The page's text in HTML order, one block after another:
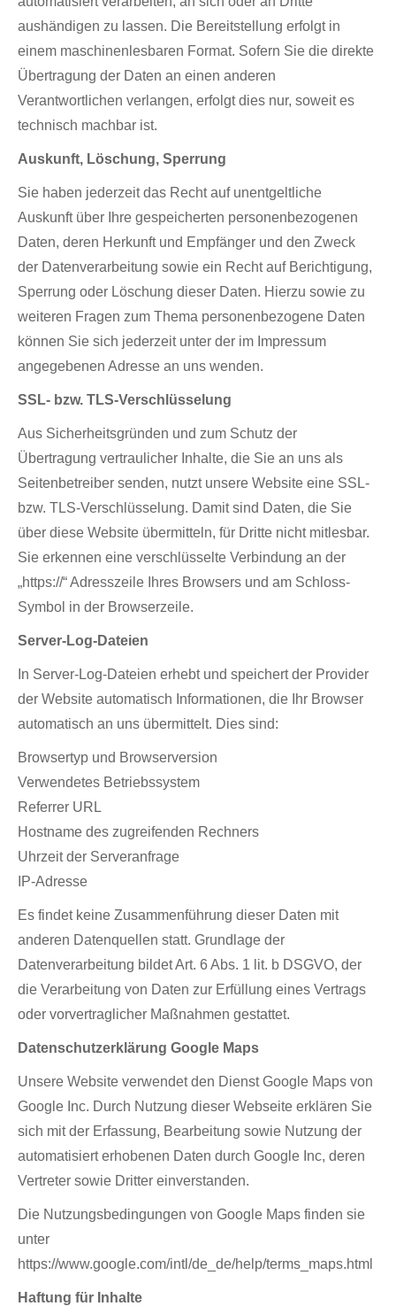
aushändigen zu lassen. Die Bereitstellung erfolgt in
einem maschinenlesbaren Format. Sofern Sie die direkte
Übertragung der Daten an einen anderen
Verantwortlichen verlangen, erfolgt dies nur, soweit es
technisch machbar ist.
Auskunft, Löschung, Sperrung
Sie haben jederzeit das Recht auf unentgeltliche
Auskunft über Ihre gespeicherten personenbezogenen
Daten, deren Herkunft und Empfänger und den Zweck
der Datenverarbeitung sowie ein Recht auf Berichtigung,
Sperrung oder Löschung dieser Daten. Hierzu sowie zu
weiteren Fragen zum Thema personenbezogene Daten
können Sie sich jederzeit unter der im Impressum
angegebenen Adresse an uns wenden.
SSL- bzw. TLS-Verschlüsselung
Aus Sicherheitsgründen und zum Schutz der
Übertragung vertraulicher Inhalte, die Sie an uns als
Seitenbetreiber senden, nutzt unsere Website eine SSL-
bzw. TLS-Verschlüsselung. Damit sind Daten, die Sie
über diese Website übermitteln, für Dritte nicht mitlesbar.
Sie erkennen eine verschlüsselte Verbindung an der
„https://“ Adresszeile Ihres Browsers und am Schloss-
Symbol in der Browserzeile.
Server-Log-Dateien
In Server-Log-Dateien erhebt und speichert der Provider
der Website automatisch Informationen, die Ihr Browser
automatisch an uns übermittelt. Dies sind:
Browsertyp und Browserversion
Verwendetes Betriebssystem
Referrer URL
Hostname des zugreifenden Rechners
Uhrzeit der Serveranfrage
IP-Adresse
Es findet keine Zusammenführung dieser Daten mit
anderen Datenquellen statt. Grundlage der
Datenverarbeitung bildet Art. 6 Abs. 1 lit. b DSGVO, der
die Verarbeitung von Daten zur Erfüllung eines Vertrags
oder vorvertraglicher Maßnahmen gestattet.
Datenschutzerklärung Google Maps
Unsere Website verwendet den Dienst Google Maps von
Google Inc. Durch Nutzung dieser Webseite erklären Sie
sich mit der Erfassung, Bearbeitung sowie Nutzung der
automatisiert erhobenen Daten durch Google Inc, deren
Vertreter sowie Dritter einverstanden.
Die Nutzungsbedingungen von Google Maps finden sie
unter
https://www.google.com/intl/de_de/help/terms_maps.html
Haftung für Inhalte